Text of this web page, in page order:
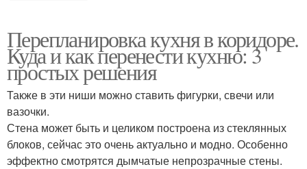
Перепланировка кухня в коридоре.
Куда и как перенести кухню: 3
простых решения
Также в эти ниши можно ставить фигурки, свечи или
вазочки.
Стена может быть и целиком построена из стеклянных
блоков, сейчас это очень актуально и модно. Особенно
эффектно смотрятся дымчатые непрозрачные стены.